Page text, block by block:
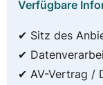
Verfügbare
✔ Sitz des
✔
✔ AV-Vertrag /